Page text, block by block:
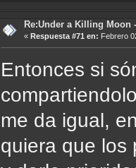
Re:Under a Killing Moon
« Respuesta #71 en: Febrero
Entonces si
me da igual,
quiera que los